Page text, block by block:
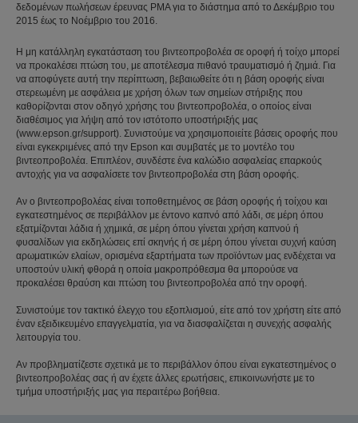
δεδομένων πωλήσεων έρευνας PMA για το διάστημα από το Δεκέμβριο του
2015 έως το Νοέμβριο του 2016.
Η μη κατάλληλη εγκατάσταση του βιντεοπροβολέα σε οροφή ή τοίχο μπορεί
να προκαλέσει πτώση του, με αποτέλεσμα πιθανό τραυματισμό ή ζημιά. Για
να αποφύγετε αυτή την περίπτωση, βεβαιωθείτε ότι η βάση οροφής είναι
στερεωμένη με ασφάλεια με χρήση όλων των σημείων στήριξης που
καθορίζονται στον οδηγό χρήσης του βιντεοπροβολέα, ο οποίος είναι
διαθέσιμος για λήψη από τον ιστότοπο υποστήριξής μας
(www.epson.gr/support). Συνιστούμε να χρησιμοποιείτε βάσεις οροφής που
είναι εγκεκριμένες από την Epson και συμβατές με το μοντέλο του
βιντεοπροβολέα. Επιπλέον, συνδέστε ένα καλώδιο ασφαλείας επαρκούς
αντοχής για να ασφαλίσετε τον βιντεοπροβολέα στη βάση οροφής.
Αν ο βιντεοπροβολέας είναι τοποθετημένος σε βάση οροφής ή τοίχου και
εγκατεστημένος σε περιβάλλον με έντονο καπνό από λάδι, σε μέρη όπου
εξατμίζονται λάδια ή χημικά, σε μέρη όπου γίνεται χρήση καπνού ή
φυσαλίδων για εκδηλώσεις επί σκηνής ή σε μέρη όπου γίνεται συχνή καύση
αρωματικών ελαίων, ορισμένα εξαρτήματα των προϊόντων μας ενδέχεται να
υποστούν υλική φθορά η οποία μακροπρόθεσμα θα μπορούσε να
προκαλέσει θραύση και πτώση του βιντεοπροβολέα από την οροφή.
Συνιστούμε τον τακτικό έλεγχο του εξοπλισμού, είτε από τον χρήστη είτε από
έναν εξειδικευμένο επαγγελματία, για να διασφαλίζεται η συνεχής ασφαλής
λειτουργία του.
Αν προβληματίζεστε σχετικά με το περιβάλλον όπου είναι εγκατεστημένος ο
βιντεοπροβολέας σας ή αν έχετε άλλες ερωτήσεις, επικοινωνήστε με το
τμήμα υποστήριξής μας για περαιτέρω βοήθεια.